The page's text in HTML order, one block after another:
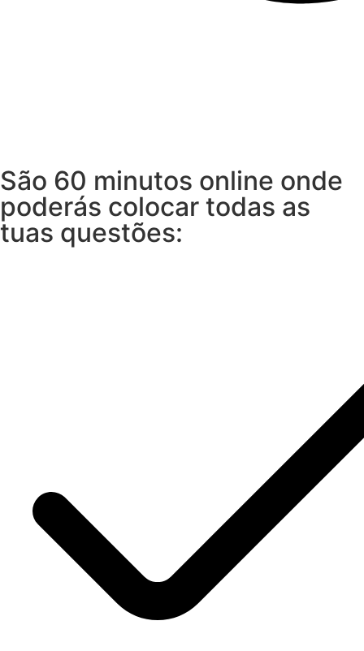
São 60 minutos online onde
poderás colocar todas as
tuas questões: